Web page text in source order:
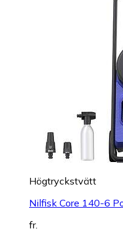
Högtryckstvätt
Nilfisk Core 140-6
fr.